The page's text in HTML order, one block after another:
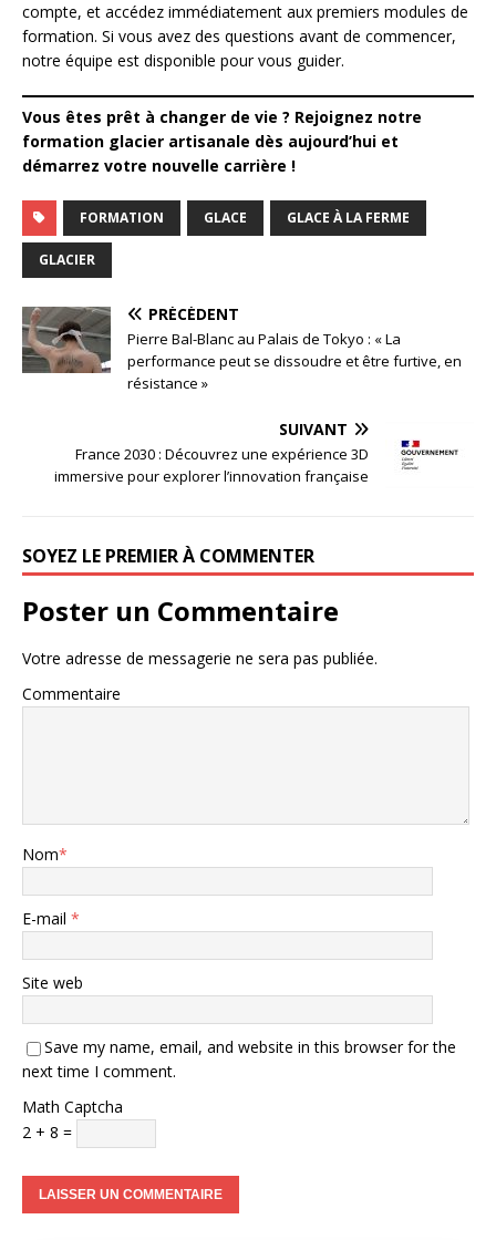
compte, et accédez immédiatement aux premiers modules de
formation. Si vous avez des questions avant de commencer,
notre équipe est disponible pour vous guider.
Vous êtes prêt à changer de vie ? Rejoignez notre
formation glacier artisanale dès aujourd’hui et
démarrez votre nouvelle carrière !
FORMATION GLACE GLACE À LA FERME
GLACIER
PRÉCÉDENT
Pierre Bal-Blanc au Palais de Tokyo : « La
performance peut se dissoudre et être furtive, en
résistance »
SUIVANT
France 2030 : Découvrez une expérience 3D
immersive pour explorer l’innovation française
SOYEZ LE PREMIER À COMMENTER
Poster un Commentaire
Votre adresse de messagerie ne sera pas publiée.
Commentaire
Nom*
E-mail *
Site web
Save my name, email, and website in this browser for the
next time I comment.
Math Captcha
2 + 8 =